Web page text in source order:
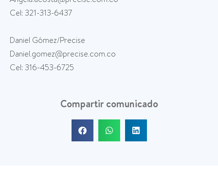
Cel: 321-313-6437
Daniel Gómez/Precise
Daniel.gomez@precise.com.co
Cel: 316-453-6725
Compartir comunicado